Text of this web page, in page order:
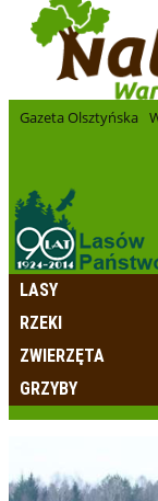
Gazeta Olsztyńska
LASY
RZEKI
ZWIERZĘTA
GRZYBY